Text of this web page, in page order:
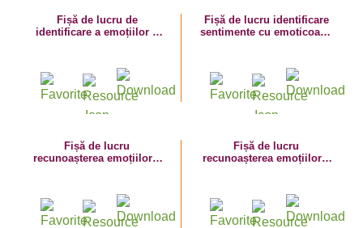
Fișă de lucru de
identificare a emoțiilor –
Fișă de lucru identificare
sentimente cu emoticoane
Fișă de lucru
recunoașterea emoțiilor –
Fișă de lucru
recunoașterea emoțiilor –